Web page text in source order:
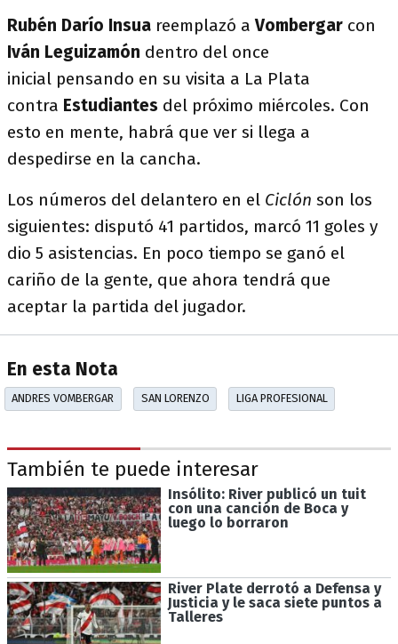
Rubén Darío Insua reemplazó aVombergar con
Iván Leguizamón dentro del once
inicial pensando en su visita a La Plata
contra Estudiantes del próximo miércoles. Con
esto en mente, habrá que ver si llega a
despedirse en la cancha.
Los números del delantero en el Ciclón son los
siguientes: disputó 41 partidos, marcó 11 goles y
dio 5 asistencias. En poco tiempo se ganó el
cariño de la gente, que ahora tendrá que
aceptar la partida del jugador.
En esta Nota
ANDRES VOMBERGAR SAN LORENZO LIGA PROFESIONAL
También te puede interesar
Insólito: River publicó un tuit
con una canción de Boca y
luego lo borraron
River Plate derrotó a Defensa y
Justicia y le saca siete puntos a
Talleres